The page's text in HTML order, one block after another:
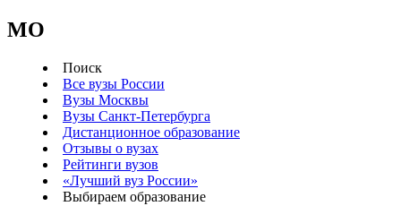
MO
Поиск
Все вузы России
Вузы Москвы
Вузы Санкт-Петербурга
Дистанционное образование
Отзывы о вузах
Рейтинги вузов
«Лучший вуз России»
Выбираем образование